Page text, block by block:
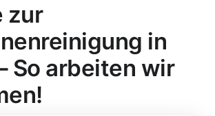
zur
in
So arbeiten wir